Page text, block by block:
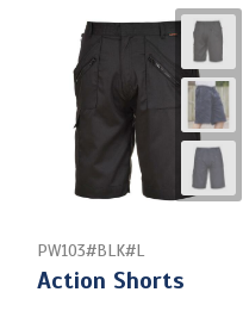
PW103#BLK#L
Action Shorts